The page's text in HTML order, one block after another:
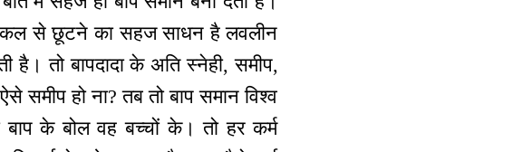
से छूटने का सहज साधन है लवलीन
तो बापदादा के अति स्नेही, समीप,
हो ना? तब तो बाप समान विश्व
के बोल वह बच्चों के। तो हर कर्म